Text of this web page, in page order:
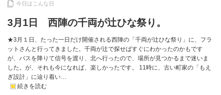
今日はこんな日
3月1日 西陣の千両が辻ひな祭り。
★3月１日、たった一日だけ開催される西陣の「千両が辻ひな祭り」に、フラ
ットさんと行ってきました。千両が辻で探せばすぐにわかったのかもです
が、バスを降りて信号を渡り、北へ行ったので、場所が見つかるまで迷いま
した。が、それも今になれば、楽しかったです。 11時に、古い町家の「もえ
ぎ設計」に辿り着い…
続きを読む